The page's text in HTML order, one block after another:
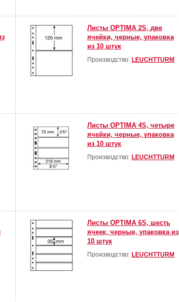
Листы OPTIMA 2S, две
ячейки, черные, упаковка
из 10 штук
Производство: LEUCHTTURM
Листы OPTIMA 4S, четыре
ячейки, черные, упаковка
из 10 штук
Производство: LEUCHTTURM
Листы OPTIMA 6S, шесть
ячеек, черные, упаковка из
10 штук
Производство: LEUCHTTURM